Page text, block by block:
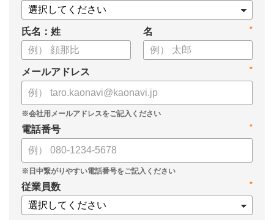
【資料の内容】
・人事担当者に聞いた「生成AI活用に関する実態調査」
・生成AI利用における注意点やルール
・今日から使えるプロンプト集（人事評価、エンゲージメント業
務）
氏名：姓 *
名
*
メールアドレス
*
電話番号
*
従業員数